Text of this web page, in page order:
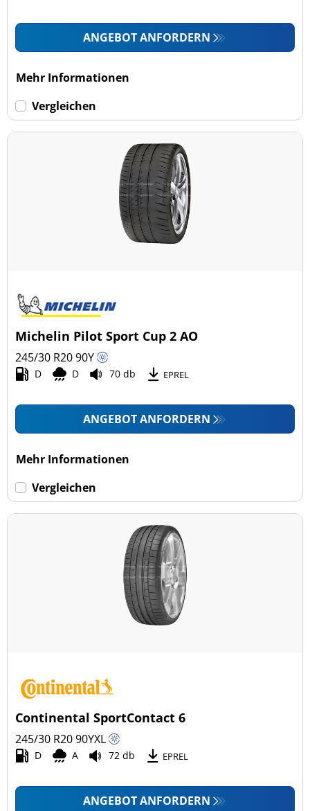
ANGEBOT ANFORDERN
Mehr Informationen
Vergleichen
Michelin Pilot Sport Cup 2 AO
245/30 R2090Y
D D 70 db EPREL
ANGEBOT ANFORDERN
Mehr Informationen
Vergleichen
Continental SportContact 6
245/30 R2090YXL
D A 72 db EPREL
ANGEBOT ANFORDERN